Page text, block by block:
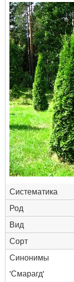
Систематика
Род
Вид
Сорт
Синонимы
'Смарагд'